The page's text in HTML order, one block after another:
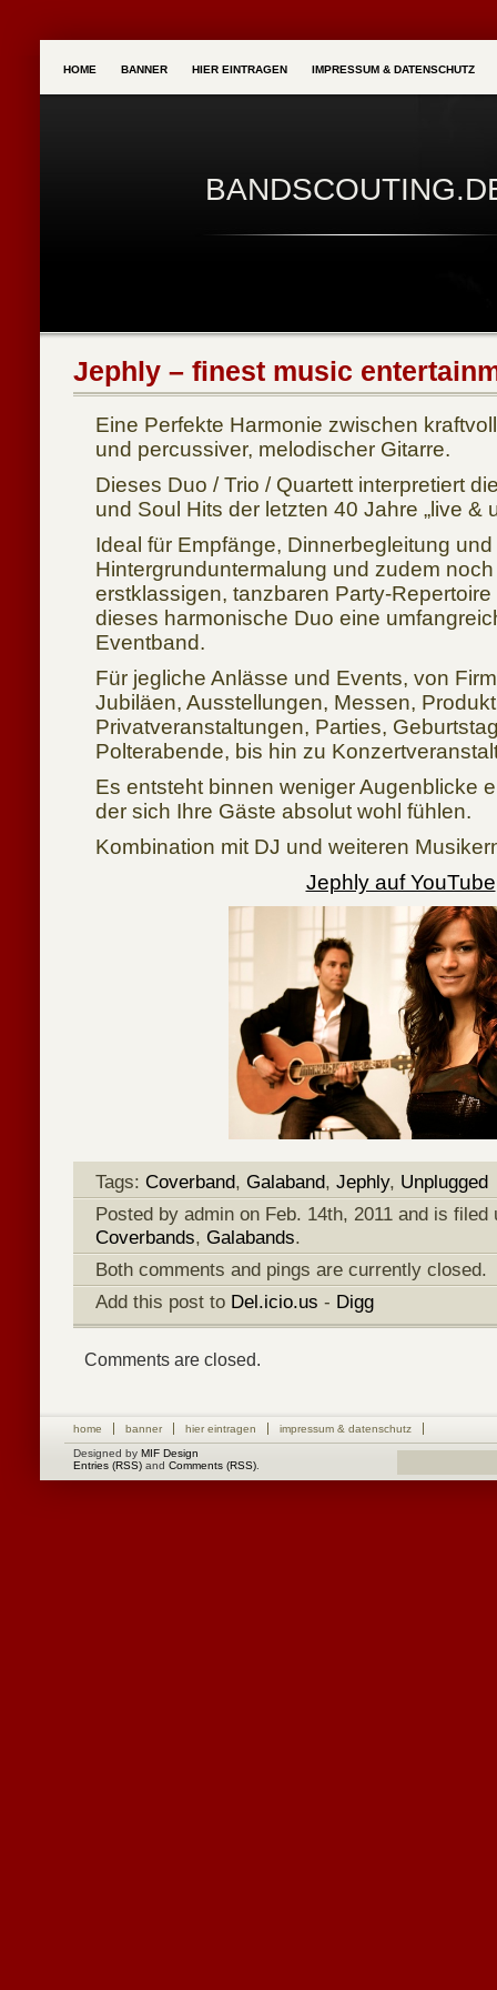
HOME BANNER HIER EINTRAGEN IMPRESSUM & DATENSCHUTZ
Jephly – finest music
Eine Perfekte Harmonie zwischen
und percussiver, melodischer Gitarre.
Dieses Duo / Trio / Quartett interpretiert
und Soul Hits der letzten 40 Jahre „live &
Ideal für Empfänge, Dinnerbegleitung und
Hintergrunduntermalung und zudem
erstklassigen, tanzbaren Party-
dieses harmonische Duo eine
Eventband.
Für jegliche Anlässe und Events, von
Jubiläen, Ausstellungen, Messen,
Privatveranstaltungen, Parties,
Polterabende, bis hin zu
Es entsteht binnen weniger Augenblicke
der sich Ihre Gäste absolut wohl fühlen.
Kombination mit DJ und weiteren
Jephly auf YouTube
Tags: Coverband, Galaband, Jephly, Unplugged
Posted by admin on Feb. 14th, 2011 and is filed
Coverbands, Galabands.
Both comments and pings are currently closed.
Add this post to Del.icio.us - Digg
Comments are closed.
home banner hier eintragen
impressum & datenschutz
Designed by MIF Design
Entries (RSS) and Comments (RSS)